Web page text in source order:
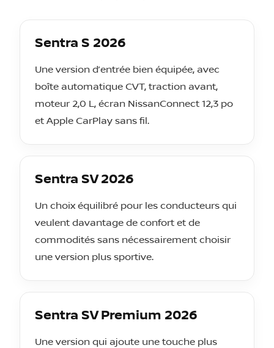
Sentra S 2026
Une version d’entrée bien équipée, avec
boîte automatique CVT, traction avant,
moteur 2,0 L, écran NissanConnect 12,3 po
et Apple CarPlay sans fil.
Sentra SV 2026
Un choix équilibré pour les conducteurs qui
veulent davantage de confort et de
commodités sans nécessairement choisir
une version plus sportive.
Sentra SV Premium 2026
Une version qui ajoute une touche plus